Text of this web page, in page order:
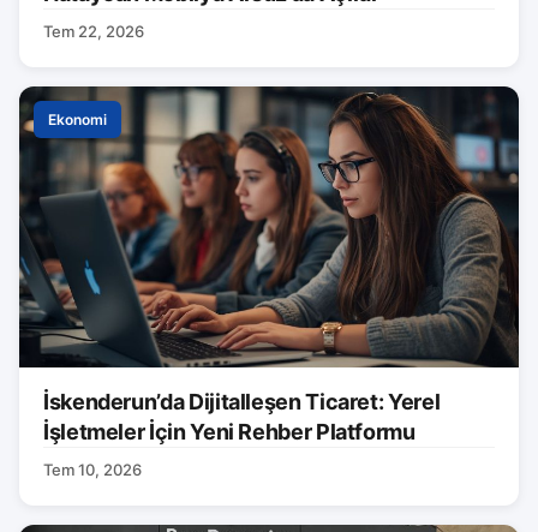
Tem 22, 2026
Ekonomi
İskenderun’da Dijitalleşen Ticaret: Yerel
İşletmeler İçin Yeni Rehber Platformu
Tem 10, 2026